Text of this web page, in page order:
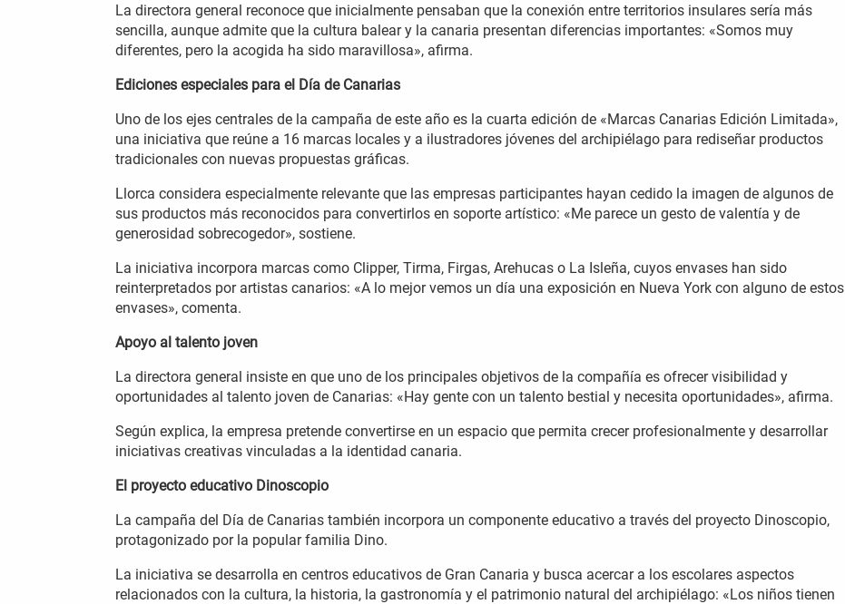
La directora general reconoce que inicialmente pensaban que la conexión entre territorios insulares sería más
sencilla, aunque admite que la cultura balear y la canaria presentan diferencias importantes: «Somos muy
diferentes, pero la acogida ha sido maravillosa», afirma.
Ediciones especiales para el Día de Canarias
Uno de los ejes centrales de la campaña de este año es la cuarta edición de «Marcas Canarias Edición Limitada»,
una iniciativa que reúne a 16 marcas locales y a ilustradores jóvenes del archipiélago para rediseñar productos
tradicionales con nuevas propuestas gráficas.
Llorca considera especialmente relevante que las empresas participantes hayan cedido la imagen de algunos de
sus productos más reconocidos para convertirlos en soporte artístico: «Me parece un gesto de valentía y de
generosidad sobrecogedor», sostiene.
La iniciativa incorpora marcas como Clipper, Tirma, Firgas, Arehucas o La Isleña, cuyos envases han sido
reinterpretados por artistas canarios: «A lo mejor vemos un día una exposición en Nueva York con alguno de estos
envases», comenta.
Apoyo al talento joven
La directora general insiste en que uno de los principales objetivos de la compañía es ofrecer visibilidad y
oportunidades al talento joven de Canarias: «Hay gente con un talento bestial y necesita oportunidades», afirma.
Según explica, la empresa pretende convertirse en un espacio que permita crecer profesionalmente y desarrollar
iniciativas creativas vinculadas a la identidad canaria.
El proyecto educativo Dinoscopio
La campaña del Día de Canarias también incorpora un componente educativo a través del proyecto Dinoscopio,
protagonizado por la popular familia Dino.
La iniciativa se desarrolla en centros educativos de Gran Canaria y busca acercar a los escolares aspectos
relacionados con la cultura, la historia, la gastronomía y el patrimonio natural del archipiélago: «Los niños tienen